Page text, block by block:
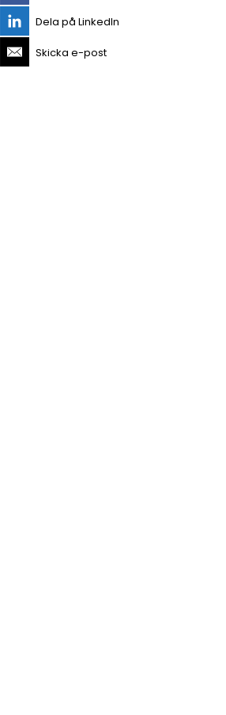
Dela på LinkedIn
Skicka e-post